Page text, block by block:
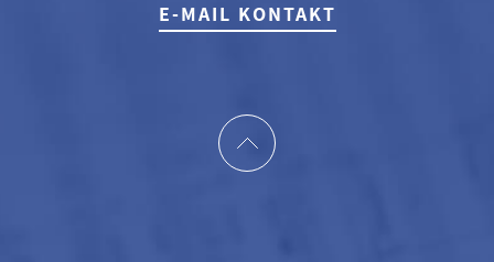
E-MAIL KONTAKT